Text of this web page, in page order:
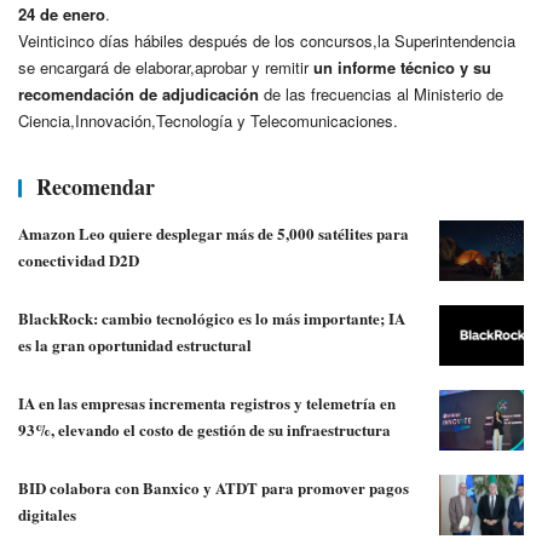
24 de enero.
Veinticinco días hábiles después de los concursos,la Superintendencia
se encargará de elaborar,aprobar y remitirun informe técnico y su
recomendación de adjudicación de las frecuencias al Ministerio de
Ciencia,Innovación,Tecnología y Telecomunicaciones.
Recomendar
Amazon Leo quiere desplegar más de 5,000 satélites para
conectividad D2D
BlackRock: cambio tecnológico es lo más importante; IA
es la gran oportunidad estructural
IA en las empresas incrementa registros y telemetría en
93%, elevando el costo de gestión de su infraestructura
BID colabora con Banxico y ATDT para promover pagos
digitales